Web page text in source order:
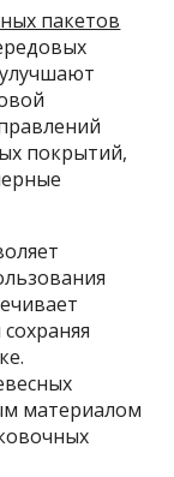
пакетов
покрытий,
материалом